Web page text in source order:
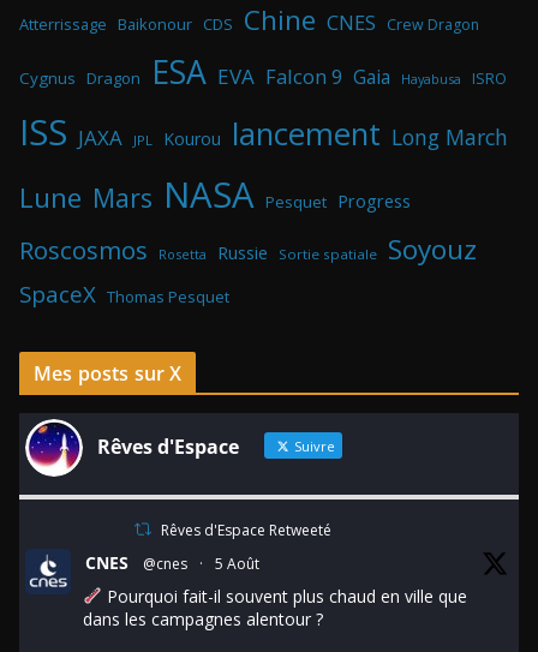
Atterrissage Baikonour CDS Chine CNES Crew Dragon
Cygnus Dragon ESA EVA Falcon 9 Gaia Hayabusa ISRO
ISS JAXA JPL Kourou lancement Long March
Lune Mars NASA Pesquet Progress
Roscosmos Rosetta Russie Sortie spatiale Soyouz
SpaceX Thomas Pesquet
Mes posts sur X
Rêves d'Espace Suivre
Rêves d'Espace Retweeté
CNES @cnes · 5 Août
Pourquoi fait-il souvent plus chaud en ville que
dans les campagnes alentour ?